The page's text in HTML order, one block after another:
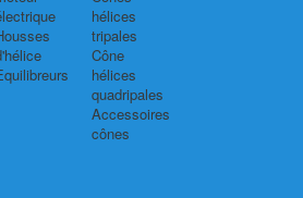
hélices
tripales
Cône
hélices
quadripales
Accessoires
cônes